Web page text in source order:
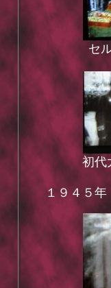
セ
初
１９４５